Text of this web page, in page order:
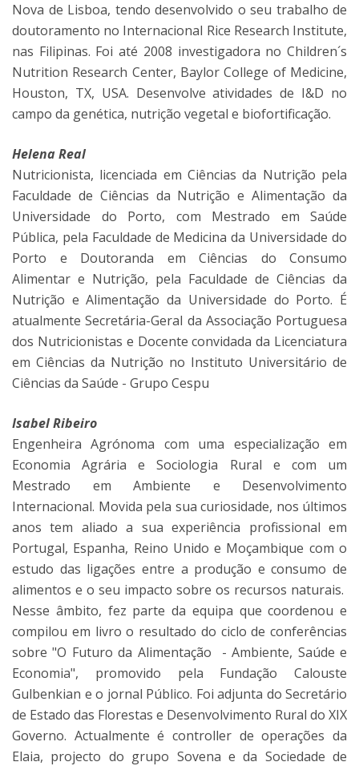
Nova de Lisboa, tendo desenvolvido o seu trabalho de
doutoramento no Internacional Rice Research Institute,
nas Filipinas. Foi até 2008 investigadora no Children´s
Nutrition Research Center, Baylor College of Medicine,
Houston, TX, USA. Desenvolve atividades de I&D no
campo da genética, nutrição vegetal e biofortificação.
Helena Real
Nutricionista, licenciada em Ciências da Nutrição pela
Faculdade de Ciências da Nutrição e Alimentação da
Universidade do Porto, com Mestrado em Saúde
Pública, pela Faculdade de Medicina da Universidade do
Porto e Doutoranda em Ciências do Consumo
Alimentar e Nutrição, pela Faculdade de Ciências da
Nutrição e Alimentação da Universidade do Porto. É
atualmente Secretária-Geral da Associação Portuguesa
dos Nutricionistas e Docente convidada da Licenciatura
em Ciências da Nutrição no Instituto Universitário de
Ciências da Saúde - Grupo Cespu
Isabel Ribeiro
Engenheira Agrónoma com uma especialização em
Economia Agrária e Sociologia Rural e com um
Mestrado em Ambiente e Desenvolvimento
Internacional. Movida pela sua curiosidade, nos últimos
anos tem aliado a sua experiência profissional em
Portugal, Espanha, Reino Unido e Moçambique com o
estudo das ligações entre a produção e consumo de
alimentos e o seu impacto sobre os recursos naturais.
Nesse âmbito, fez parte da equipa que coordenou e
compilou em livro o resultado do ciclo de conferências
sobre "O Futuro da Alimentação - Ambiente, Saúde e
Economia", promovido pela Fundação Calouste
Gulbenkian e o jornal Público. Foi adjunta do Secretário
de Estado das Florestas e Desenvolvimento Rural do XIX
Governo. Actualmente é controller de operações da
Elaia, projecto do grupo Sovena e da Sociedade de